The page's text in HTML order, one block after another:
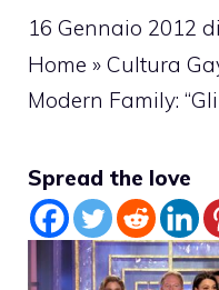
16 Gennaio 2012 di
Home » Cultura
Modern Family:
Spread the love